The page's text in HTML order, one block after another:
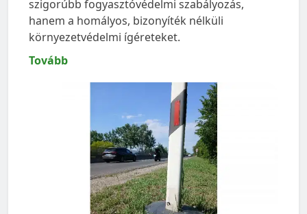
szigorúbb fogyasztóvédelmi szabályozás,
hanem a homályos, bizonyíték nélküli
környezetvédelmi ígéreteket.
Tovább